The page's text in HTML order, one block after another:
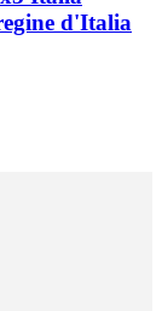
d'Italia